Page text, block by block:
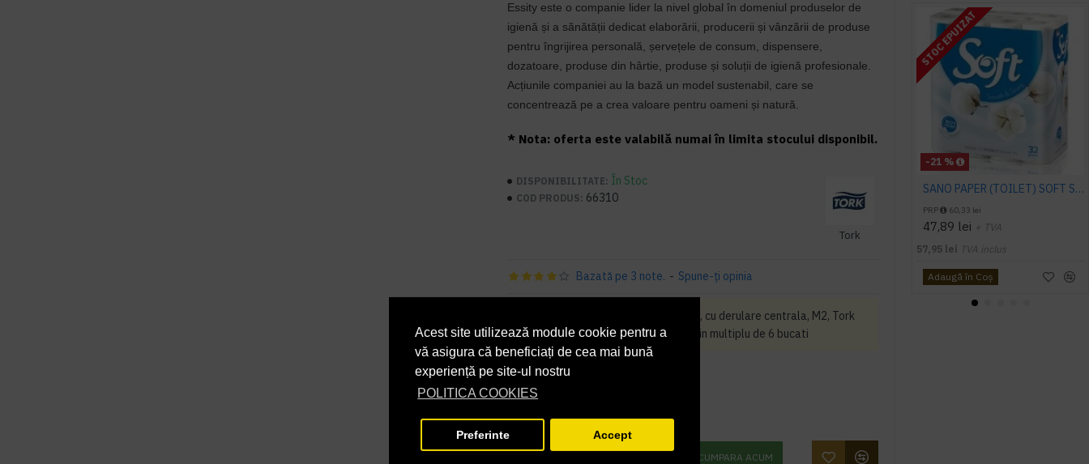
Acest site utilizează module cookie pentru a
vă asigura că beneficiați de cea mai bună
experiență pe site-ul nostru
POLITICA COOKIES
Preferinte Accept
Essity este o companie lider la nivel global în domeniul produselor de
igienă și a sănătății dedicat elaborării, producerii și vânzării de produse
pentru îngrijirea personală, șervețele de consum, dispensere,
dozatoare, produse din hârtie, produse și soluții de igienă profesionale.
Acțiunile companiei au la bază un model sustenabil, care se
concentrează pe a crea valoare pentru oameni și natură.
* Nota: oferta este valabilă numai în limita stocului disponibil.
DISPONIBILITATE: În Stoc
COD PRODUS: 66310
Tork
Bazată pe 3 note. - Spune-ţi opinia
PRP 34,30 lei
30,52 lei
36,93 leiTVA inclus
CUMPARA ACUM
Produsul Prosoape din hartie gri, cu derulare centrala, M2, Tork
- 350 m nu poate fi cumparat decat in multiplu de 6 bucati
-21 %
STOC EPUIZAT
SANO PAPER (TOILET) SOFT SILK WHITE 2 straturi 32 role/bax
PRP 60,33 lei
47,89 lei + TVA
57,95 lei TVA inclus
Adaugă în Coş